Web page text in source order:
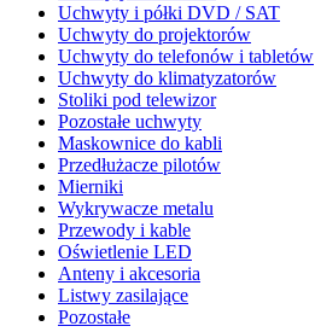
Uchwyty i półki DVD / SAT
Uchwyty do projektorów
Uchwyty do telefonów i tabletów
Uchwyty do klimatyzatorów
Stoliki pod telewizor
Pozostałe uchwyty
Maskownice do kabli
Przedłużacze pilotów
Mierniki
Wykrywacze metalu
Przewody i kable
Oświetlenie LED
Anteny i akcesoria
Listwy zasilające
Pozostałe